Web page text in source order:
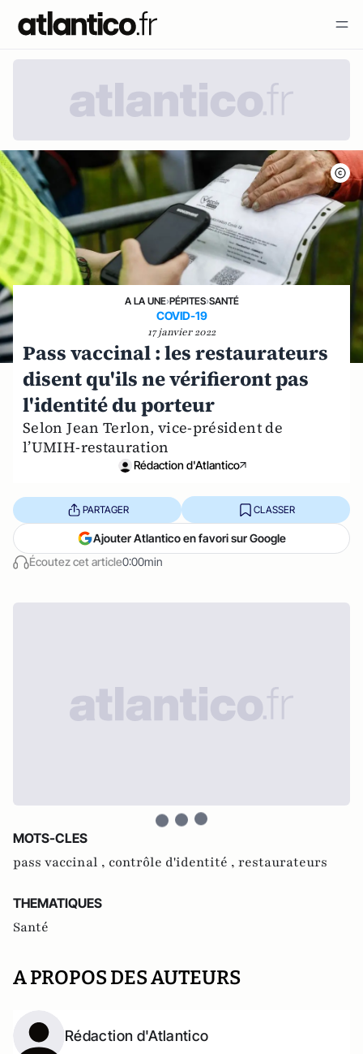
A LA UNE›PÉPITES›SANTÉ
COVID-19
17 janvier 2022
Pass vaccinal : les restaurateurs
disent qu'ils ne vérifieront pas
l'identité du porteur
Selon Jean Terlon, vice-président de
l’UMIH-restauration
Rédaction d'Atlantico
Écoutez cet article0:00min
PARTAGER CLASSER
Ajouter Atlantico en favori sur Google
MOTS-CLES
pass vaccinal , contrôle d'identité , restaurateurs
THEMATIQUES
Santé
A PROPOS DES AUTEURS
Rédaction d'Atlantico